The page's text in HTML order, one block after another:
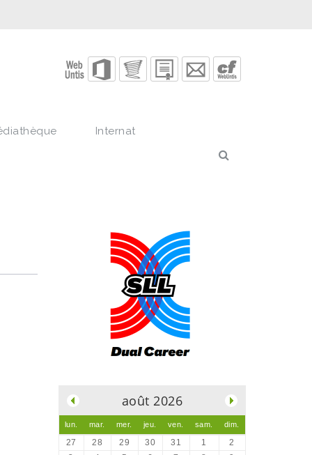
Internat
août 2026
lun. mar. mer. jeu. ven. sam. dim.
27 28 29 30 31 1
2